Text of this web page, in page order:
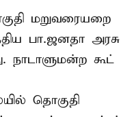
மறுவரையறை
பா.ஜனதா அரசு
நாடாளுமன்ற கூட்
தொகுதி